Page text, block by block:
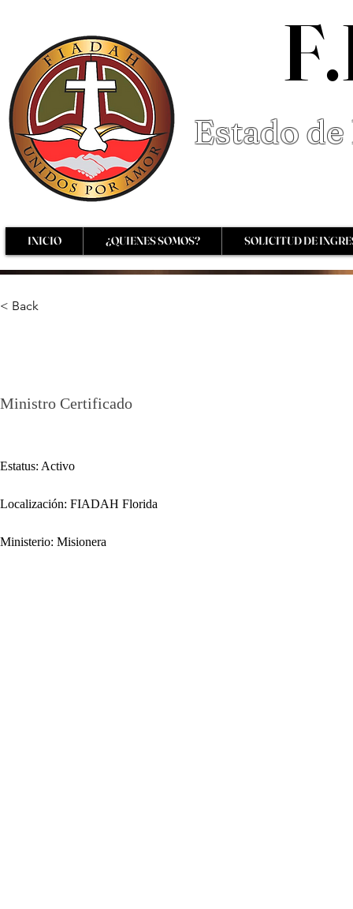
Estado
INICIO ¿QUIENES SOMOS? SOLICITUD DE
< Back
Ministro Certificado
Estatus: Activo
Localización: FIADAH Florida
Ministerio: Misionera